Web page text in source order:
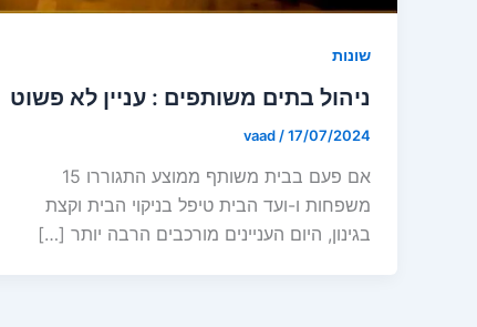
שונות
ניהול בתים משותפים : עניין לא פשוט
vaad /17/07/2024
אם פעם בבית משותף ממוצע התגוררו 15
משפחות ו-ועד הבית טיפל בניקוי הבית וקצת
בגינון, היום העניינים מורכבים הרבה יותר […]